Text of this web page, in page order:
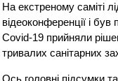
На екстреному саміті
відеоконференції і
Covid-19 прийняли
тривалих санітарних
Ось головні підсумки